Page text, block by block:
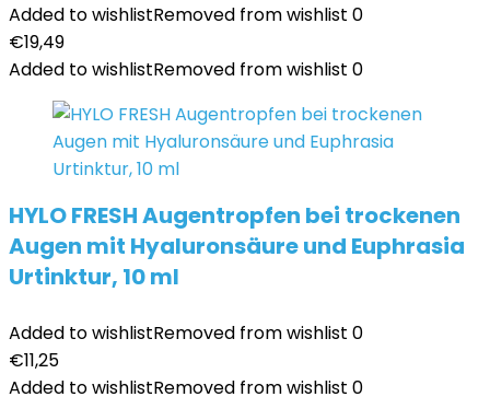
Added to wishlistRemoved from wishlist 0
€19,49
Added to wishlistRemoved from wishlist 0
HYLO FRESH Augentropfen bei trockenen
Augen mit Hyaluronsäure und Euphrasia
Urtinktur, 10 ml
Added to wishlistRemoved from wishlist 0
€11,25
Added to wishlistRemoved from wishlist 0